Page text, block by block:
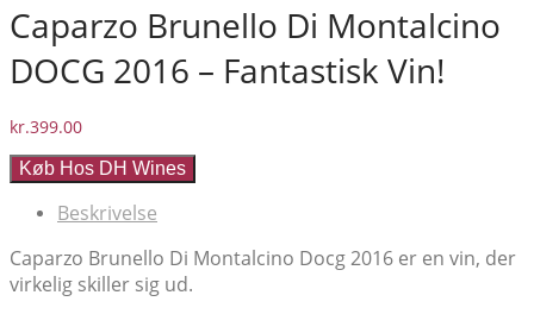
Caparzo Brunello Di Montalcino
DOCG 2016 – Fantastisk Vin!
kr.399.00
Køb Hos DH Wines
Beskrivelse
Caparzo Brunello Di Montalcino Docg 2016 er en vin, der
virkelig skiller sig ud.